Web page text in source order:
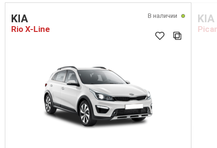
В наличии
KIA
Rio X-Line
KIA